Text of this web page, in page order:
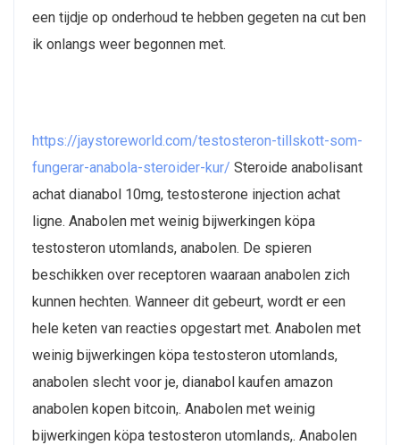
een tijdje op onderhoud te hebben gegeten na cut ben
ik onlangs weer begonnen met.
https://jaystoreworld.com/testosteron-tillskott-som-
fungerar-anabola-steroider-kur/ Steroide anabolisant
achat dianabol 10mg, testosterone injection achat
ligne. Anabolen met weinig bijwerkingen köpa
testosteron utomlands, anabolen. De spieren
beschikken over receptoren waaraan anabolen zich
kunnen hechten. Wanneer dit gebeurt, wordt er een
hele keten van reacties opgestart met. Anabolen met
weinig bijwerkingen köpa testosteron utomlands,
anabolen slecht voor je, dianabol kaufen amazon
anabolen kopen bitcoin,. Anabolen met weinig
bijwerkingen köpa testosteron utomlands,. Anabolen